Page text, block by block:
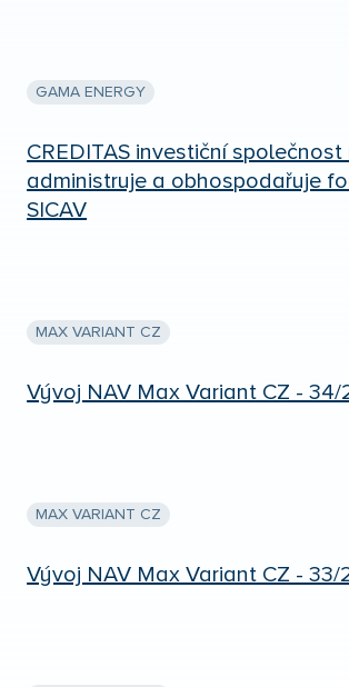
GAMA ENERGY
CREDITAS investiční společnost
administruje a obhospodařuje
SICAV
MAX VARIANT CZ
Vývoj NAV Max Variant CZ - 34/
MAX VARIANT CZ
Vývoj NAV Max Variant CZ - 33/